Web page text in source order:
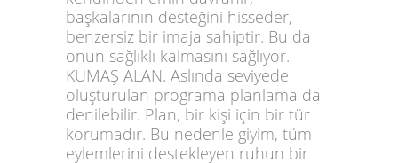
başkalarının desteğini hisseder,
benzersiz bir imaja sahiptir. Bu da
onun sağlıklı kalmasını sağlıyor.
KUMAŞ ALAN. Aslında seviyede
oluşturulan programa planlama da
denilebilir. Plan, bir kişi için bir tür
korumadır. Bu nedenle giyim, tüm
eylemlerini destekleyen ruhun bir